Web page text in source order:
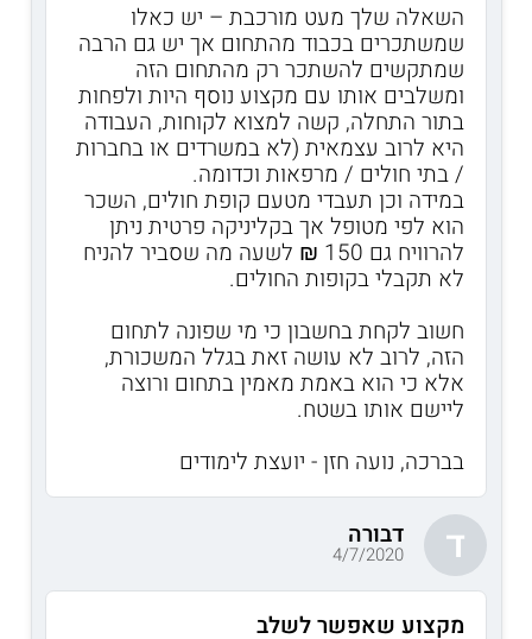
השאלה שלך מעט מורכבת – יש כאלו
שמשתכרים בכבוד מהתחום אך יש גם הרבה
שמתקשים להשתכר רק מהתחום הזה
ומשלבים אותו עם מקצוע נוסף היות ולפחות
בתור התחלה, קשה למצוא לקוחות, העבודה
היא לרוב עצמאית (לא במשרדים או בחברות
/ בתי חולים / מרפאות וכדומה.
במידה וכן תעבדי מטעם קופת חולים, השכר
הוא לפי מטופל אך בקליניקה פרטית ניתן
להרוויח גם 150 ₪ לשעה מה שסביר להניח
לא תקבלי בקופות החולים.
חשוב לקחת בחשבון כי מי שפונה לתחום
הזה, לרוב לא עושה זאת בגלל המשכורת,
אלא כי הוא באמת מאמין בתחום ורוצה
ליישם אותו בשטח.
בברכה, נועה חזן - יועצת לימודים
ד דבורה
4/7/2020
מקצוע שאפשר לשלב